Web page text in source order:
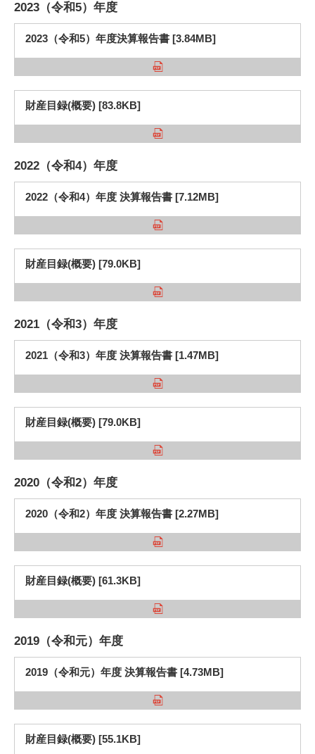
2023（令和5）年度
2023（令和5）年度決算報告書 [3.84MB]
財産目録(概要) [83.8KB]
2022（令和4）年度
2022（令和4）年度 決算報告書 [7.12MB]
財産目録(概要) [79.0KB]
2021（令和3）年度
2021（令和3）年度 決算報告書 [1.47MB]
財産目録(概要) [79.0KB]
2020（令和2）年度
2020（令和2）年度 決算報告書 [2.27MB]
財産目録(概要) [61.3KB]
2019（令和元）年度
2019（令和元）年度 決算報告書 [4.73MB]
財産目録(概要) [55.1KB]